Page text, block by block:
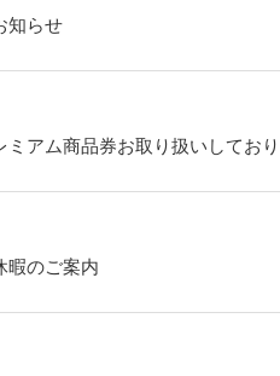
知らせ
ミアム商品券お取り扱いしており
暇のご案内